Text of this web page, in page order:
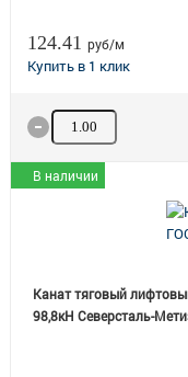
124.41 руб/м
Количество товара
В наличии
Канат тяговый
98,8кН Северсталь-